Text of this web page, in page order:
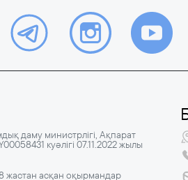
даму министрлігі, Ақпарат
куәлігі 07.11.2022 жылы
жастан асқан оқырмандар